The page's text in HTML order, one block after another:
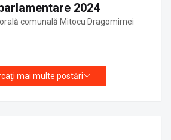
2024
comunală Mitocu Dragomirnei
mai multe postări